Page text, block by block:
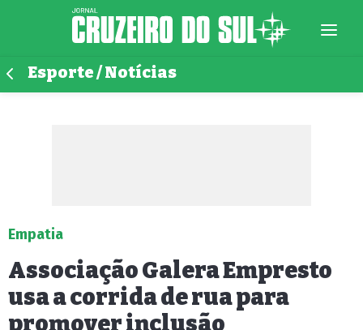
Esporte / Notícias
Empatia
Associação Galera Empresto
usa a corrida de rua para
promover inclusão